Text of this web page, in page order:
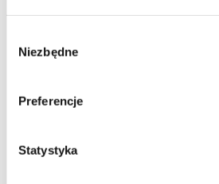
zgody
Niezbędne
Preferencje
Statystyka